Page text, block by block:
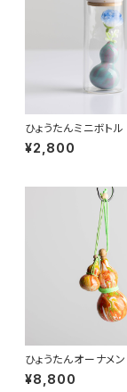
ひょうたんミニボトル
¥2,800
ひょうたんオーナメン
セット
¥8,800